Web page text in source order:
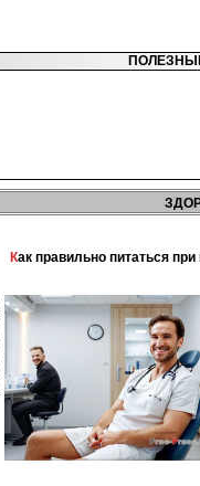
Как правильно питаться